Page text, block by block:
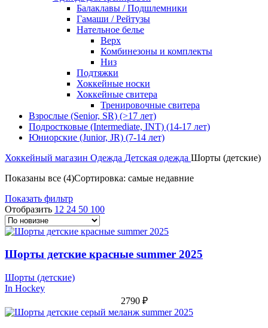
Балаклавы / Подшлемники
Гамаши / Рейтузы
Нательное белье
Верх
Комбинезоны и комплекты
Низ
Подтяжки
Хоккейные носки
Хоккейные свитера
Тренировочные свитера
Взрослые (Senior, SR) (>17 лет)
Подростковые (Intermediate, INT) (14-17 лет)
Юниорские (Junior, JR) (7-14 лет)
Хоккейный магазин Одежда Детская одежда Шорты (детские)
Показаны все (4)Сортировка: самые недавние
Показать фильтр
Отобразить 12 24 50 100
Шорты детские красные summer 2025
Шорты (детские)
In Hockey
2790 ₽